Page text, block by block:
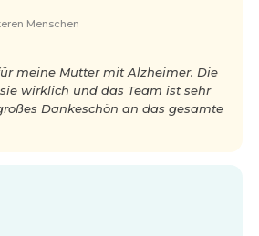
Menschen
meine Mutter mit Alzheimer. Die
wirklich und das Team ist sehr
Dankeschön an das gesamte